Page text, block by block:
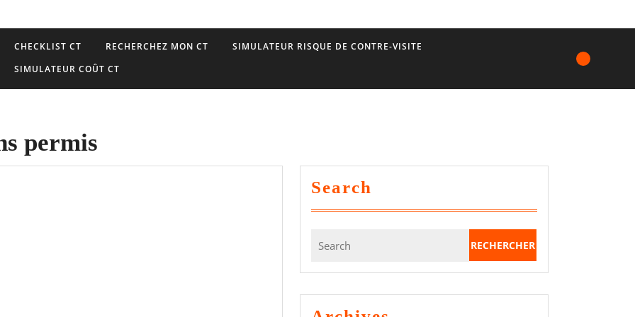
CHECKLIST CT RECHERCHEZ MON CT
SIMULATEUR RISQUE DE CONTRE-VISITE
SIMULATEUR COÛT CT
permis
Search
for: